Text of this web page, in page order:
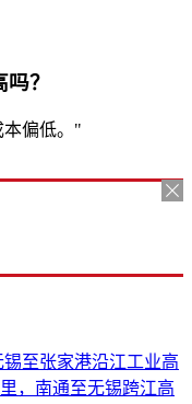
？
本偏低。"
至张家港沿江工业高
，南通至无锡跨江高